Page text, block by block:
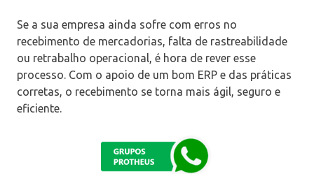
Se a sua empresa ainda sofre com erros no
recebimento de mercadorias, falta de rastreabilidade
ou retrabalho operacional, é hora de rever esse
processo. Com o apoio de um bom ERP e das práticas
corretas, o recebimento se torna mais ágil, seguro e
eficiente.